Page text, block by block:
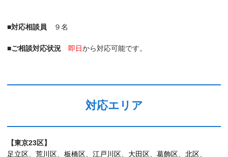
■対応相談員 ９名
■ご相談対応状況 即日から対応可能です。
対応エリア
【東京23区】
足立区 、荒川区 、板橋区 、江戸川区 大田区 、葛飾区 、北区